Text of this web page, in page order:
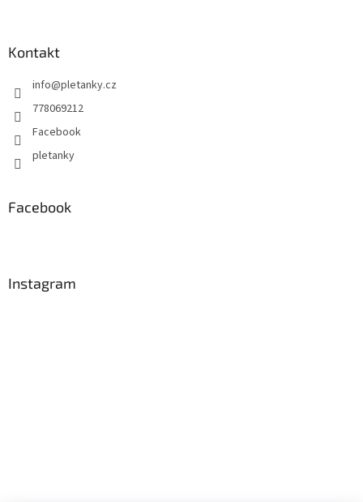
Kontakt
info@pletanky.cz
778069212
Facebook
pletanky
Facebook
Instagram